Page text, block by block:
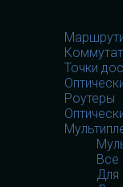
Точки
Роутеры
Все
Для